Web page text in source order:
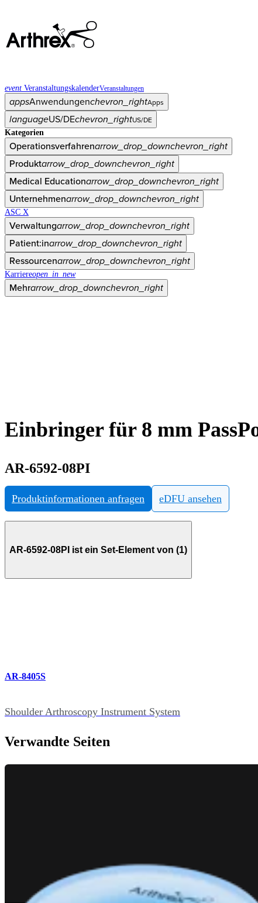
event VeranstaltungskalenderVeranstaltungen
appsAnwendungenchevron_rightApps
languageUS/DEchevron_rightUS/DE
Kategorien
Operationsverfahrenarrow_drop_downchevron_right
Produktarrow_drop_downchevron_right
Medical Educationarrow_drop_downchevron_right
Unternehmenarrow_drop_downchevron_right
ASC X
Verwaltungarrow_drop_downchevron_right
Patient:inarrow_drop_downchevron_right
Ressourcenarrow_drop_downchevron_right
Karriereopen_in_new
Mehrarrow_drop_downchevron_right
Einbringer für 8 mm
AR-6592-08PI
Produktinformationen anfragen eDFU ansehen
AR-6592-08PI ist ein Set-Element von (1)
AR-8405S
Shoulder Arthroscopy Instrument System
Verwandte Seiten